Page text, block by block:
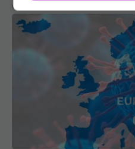
07 oct 2025, 16:23